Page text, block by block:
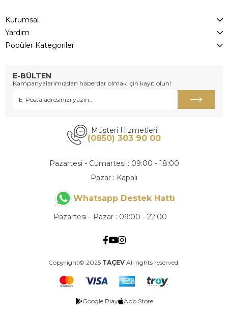
Kurumsal
Yardım
Popüler Kategoriler
E-BÜLTEN
Kampanyalarımızdan haberdar olmak için kayıt olun!
Müşteri Hizmetleri
(0850) 303 90 00
Pazartesi - Cumartesi : 09:00 - 18:00
Pazar : Kapalı
Whatsapp Destek Hattı
Pazartesi - Pazar : 09:00 - 22:00
Copyright© 2025 TAÇEV All rights reserved.
Google Play App Store